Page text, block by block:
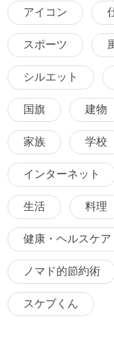
アイコン
スポーツ
シルエット
国旗 建物
家族 学校
インターネット
生活 料理
健康・ヘルスケア
ノマド的節約術
スケブくん